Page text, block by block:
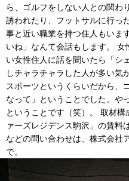
ら、ゴルフをしない人との関わ
誘われたり、フットサルに行っ
事と近い職業を持つ住人もいま
いね」なんて会話もします。
い女性住人に話を聞いたら「シ
しチャラチャラした人が多い気
スポーツというくらいだから、
なって」ということでした。や
ということです（笑）。 取材
ァーズレジデンス駒沢」の賃料
などの問い合わせは、株式会社
で。